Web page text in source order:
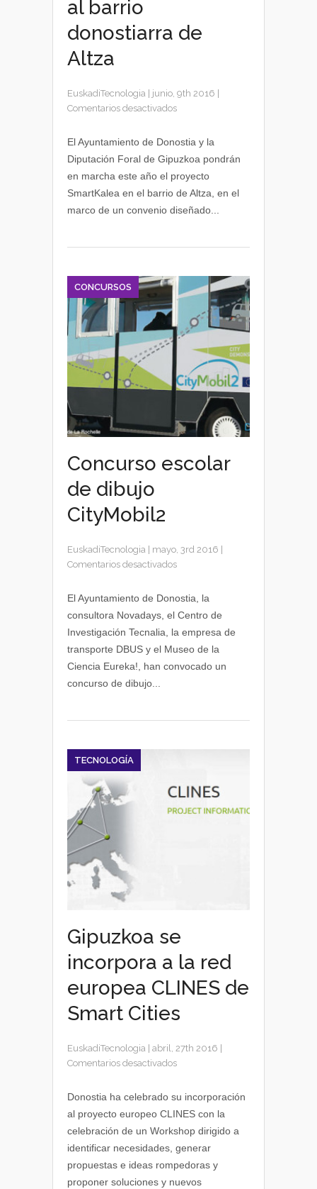
al barrio
donostiarra de
Altza
EuskadiTecnologia junio, 9th 2016
Comentarios desactivadosen
proyecto
llegará
al
barrio
donostiarra
El Ayuntamiento de Donostia y la
Diputación Foral de Gipuzkoa pondrán
en marcha este año el proyecto
SmartKalea en el barrio de Altza, en el
marco de un convenio diseñado...
CONCURSOS
Concurso escolar
de dibujo
CityMobil2
EuskadiTecnologia mayo, 3rd 2016
Comentarios desactivadosen
escolar
CityMobil2
El Ayuntamiento de Donostia, la
consultora Novadays, el Centro de
Investigación Tecnalia, la empresa de
transporte DBUS y el Museo de la
Ciencia Eureka!, han convocado un
concurso de dibujo...
TECNOLOGÍA
Gipuzkoa se
incorpora a la red
europea CLINES de
Smart Cities
EuskadiTecnologia abril, 27th 2016
Comentarios desactivadosen
la
red
europea
CLINES
Donostia ha celebrado su incorporación
al proyecto europeo CLINES con la
celebración de un Workshop dirigido a
identificar necesidades, generar
propuestas e ideas rompedoras y
proponer soluciones y nuevos